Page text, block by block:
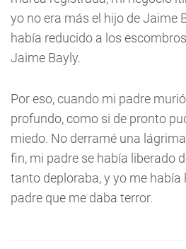
yo no era más el hijo de Jaime
había reducido a los
Jaime Bayly.
Por eso, cuando mi padre
profundo, como si de pronto
miedo. No derramé una
fin, mi padre se había liberado
tanto deploraba, y yo me había
padre que me daba terror.